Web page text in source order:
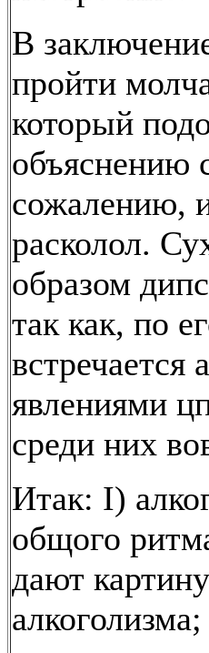
В
пройти
который
объяснению
сожалению,
расколол.
образом
так как, по
встречается
явлениями
среди них
Итак: I)
общого
дают
алкоголизма;